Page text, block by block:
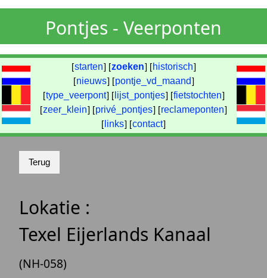
Pontjes - Veerponten
[starten] [zoeken] [ historisch]
[nieuws] [pontje_vd_maand]
[type_veerpont] [ lijst_pontjes] [fietstochten]
[zeer_klein] [privé_pontjes] [reclameponten]
[ links] [contact]
Lokatie :
Texel Eijerlands Kanaal
(NH-058)